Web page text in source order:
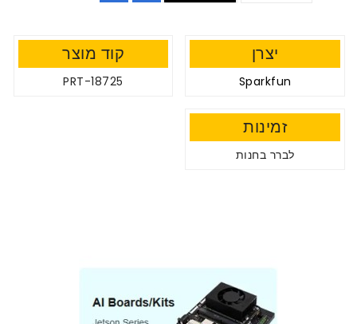
יצרן
Sparkfun
קוד מוצר
PRT-18725
זמינות
לברר בחנות